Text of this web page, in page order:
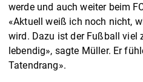
werde und auch weiter beim
«Aktuell weiß ich noch nicht,
wird. Dazu ist der Fußball viel
lebendig», sagte Müller. Er
Tatendrang».